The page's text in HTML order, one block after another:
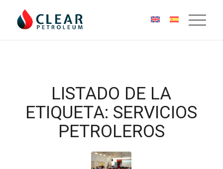
LISTADO DE LA
ETIQUETA: SERVICIOS
PETROLEROS